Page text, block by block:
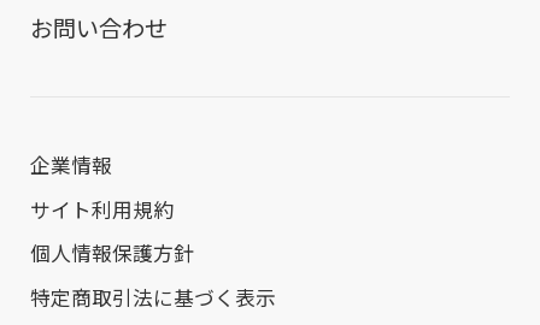
お問い合わせ
企業情報
サイト利用規約
個人情報保護方針
特定商取引法に基づく表示